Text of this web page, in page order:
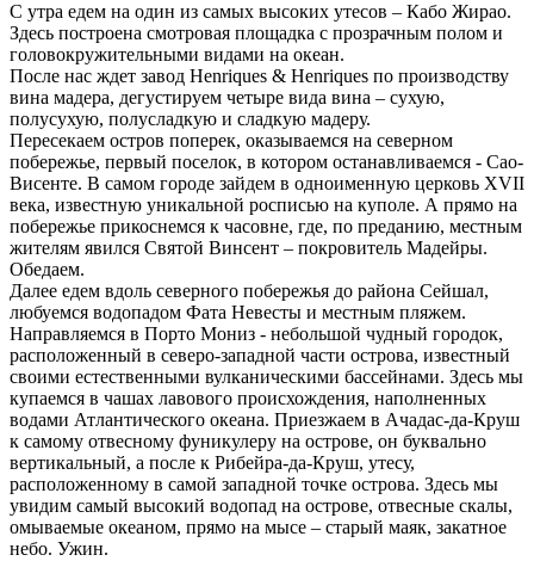
С утра едем на один из самых высоких утесов – Кабо Жирао.
Здесь построена смотровая площадка с прозрачным полом и
головокружительными видами на океан.
После нас ждет завод Henriques & Henriques по производству
вина мадера, дегустируем четыре вида вина – сухую,
полусухую, полусладкую и сладкую мадеру.
Пересекаем остров поперек, оказываемся на северном
побережье, первый поселок, в котором останавливаемся - Сао-
Висенте. В самом городе зайдем в одноименную церковь XVII
века, известную уникальной росписью на куполе. А прямо на
побережье прикоснемся к часовне, где, по преданию, местным
жителям явился Святой Винсент – покровитель Мадейры.
Обедаем.
Далее едем вдоль северного побережья до района Сейшал,
любуемся водопадом Фата Невесты и местным пляжем.
Направляемся в Порто Мониз - небольшой чудный городок,
расположенный в северо-западной части острова, известный
своими естественными вулканическими бассейнами. Здесь мы
купаемся в чашах лавового происхождения, наполненных
водами Атлантического океана. Приезжаем в Ачадас-да-Круш
к самому отвесному фуникулеру на острове, он буквально
вертикальный, а после к Рибейра-да-Круш, утесу,
расположенному в самой западной точке острова. Здесь мы
увидим самый высокий водопад на острове, отвесные скалы,
омываемые океаном, прямо на мысе – старый маяк, закатное
небо. Ужин.